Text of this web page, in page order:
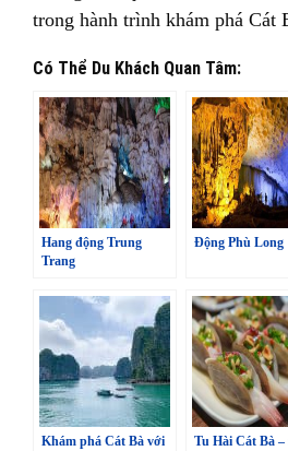
trong hành trình khám phá Cát
Có Thể Du Khách Quan Tâm:
Hang động Trung
Trang
Động Phù Long
Khám phá Cát Bà với
Tu Hài Cát Bà –